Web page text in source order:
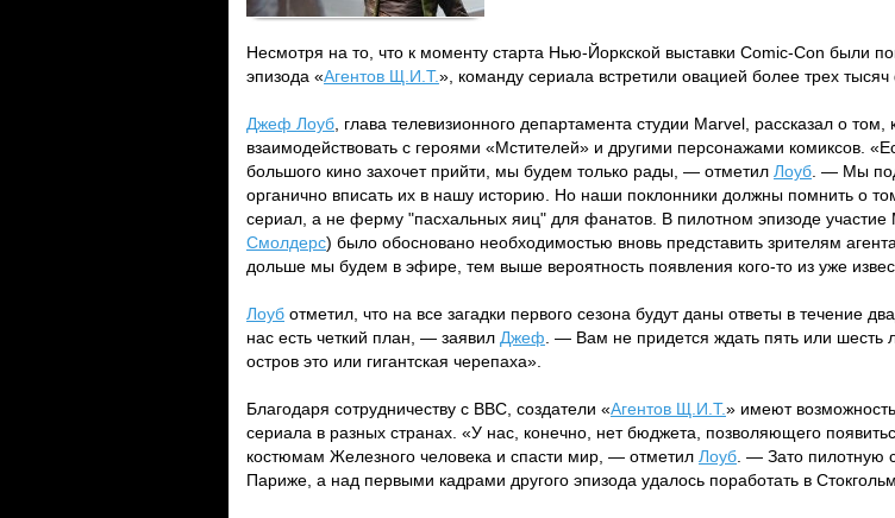
Несмотря на то, что к моменту старта Нью-Йоркской выставки Comiс-Con были
эпизода «Агентов Щ.И.Т.», команду сериала встретили овацией более трех тысяч
Джеф Лоуб , глава телевизионного департамента студии Marvel, рассказал о том,
взаимодействовать с героями «Мстителей» и другими персонажами комиксов.
большого кино захочет прийти, мы будем только рады, — отметил Лоуб . — Мы
органично вписать их в нашу историю. Но наши поклонники должны помнить о
сериал, а не ферму "пасхальных яиц" для фанатов. В пилотном эпизоде
Смолдерс) было обосновано необходимостью вновь представить зрителям
дольше мы будем в эфире, тем выше вероятность появления кого-то из уже
Лоуб отметил, что на все загадки первого сезона будут даны ответы в течение
нас есть четкий план, — заявил Джеф . — Вам не придется ждать пять или шесть
остров это или гигантская черепаха».
Благодаря сотрудничеству с BBC, создатели «Агентов Щ.И.Т.» имеют
сериала в разных странах. «У нас, конечно, нет бюджета, позволяющего
костюмам Железного человека и спасти мир, — отметил Лоуб . — Зато пилотную
Париже, а над первыми кадрами другого эпизода удалось поработать в